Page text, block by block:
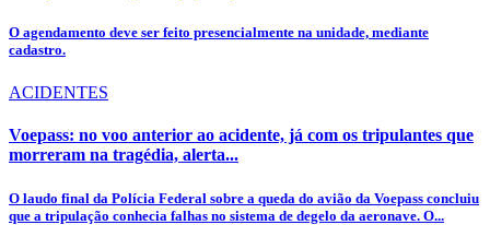
O agendamento deve ser feito presencialmente na unidade, mediante
cadastro.
ACIDENTES
Voepass: no voo anterior ao acidente, já com os tripulantes que
morreram na tragédia, alerta...
O laudo final da Polícia Federal sobre a queda do avião da Voepass concluiu
que a tripulação conhecia falhas no sistema de degelo da aeronave. O...